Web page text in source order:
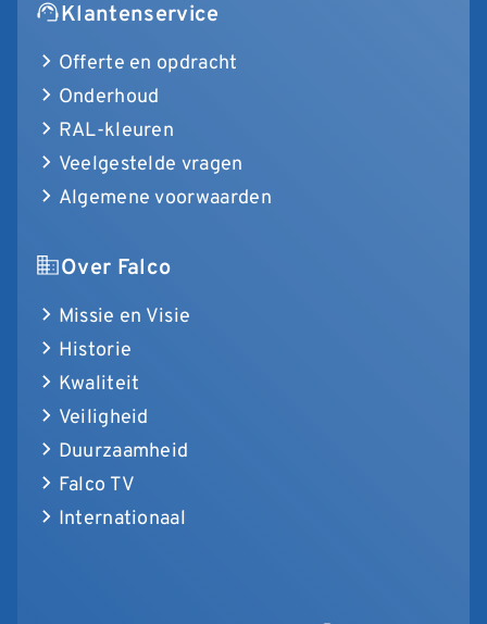
Klantenservice
Offerte en opdracht
Onderhoud
RAL-kleuren
Veelgestelde vragen
Algemene voorwaarden
Over Falco
Missie en Visie
Historie
Kwaliteit
Veiligheid
Duurzaamheid
Falco TV
Internationaal